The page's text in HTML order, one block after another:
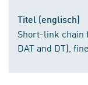
Titel (englisch)
Short-link chain
DAT and DT),